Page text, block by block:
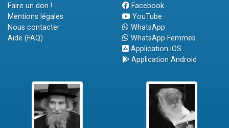
Faire un don !
Mentions légales
Nous contacter
Aide (FAQ)
Facebook
YouTube
WhatsApp
WhatsApp Femmes
Application iOS
Application Android